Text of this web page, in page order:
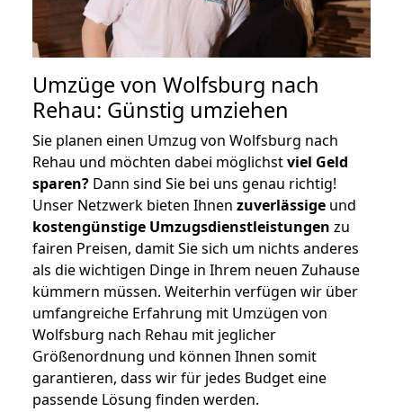
Umzüge von Wolfsburg nach
Rehau: Günstig umziehen
Sie planen einen Umzug von Wolfsburg nach
Rehau und möchten dabei möglichstviel Geld
sparen? Dann sind Sie bei uns genau richtig!
Unser Netzwerk bieten Ihnen zuverlässige und
kostengünstige Umzugsdienstleistungen zu
fairen Preisen, damit Sie sich um nichts anderes
als die wichtigen Dinge in Ihrem neuen Zuhause
kümmern müssen. Weiterhin verfügen wir über
umfangreiche Erfahrung mit Umzügen von
Wolfsburg nach Rehau mit jeglicher
Größenordnung und können Ihnen somit
garantieren, dass wir für jedes Budget eine
passende Lösung finden werden.